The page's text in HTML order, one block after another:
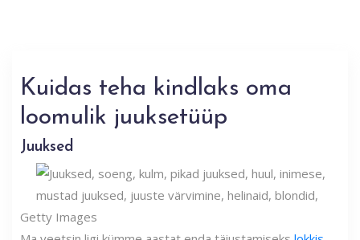
Kuidas teha kindlaks oma
loomulik juuksetüüp
Juuksed
Getty Images